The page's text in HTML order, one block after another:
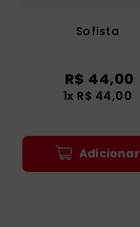
Sofista
R$ 44,00
1x R$ 44,00
Adicionar